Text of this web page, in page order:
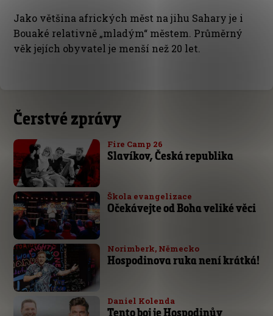
Jako většina afrických měst na jihu Sahary je i
Bouaké relativně „mladým“ městem. Průměrný
věk jejích obyvatel je menší než 20 let.
Čerstvé zprávy
Fire Camp 26
Slavíkov, Česká republika
Škola evangelizace
Očekávejte od Boha veliké věci
Norimberk, Německo
Hospodinova ruka není krátká!
Daniel Kolenda
Tento boj je Hospodinův